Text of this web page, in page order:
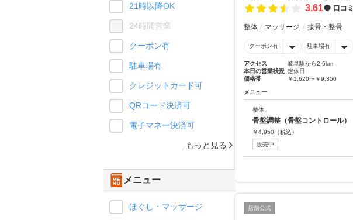
3.61 口コミ
整体 マッサージ 接骨・整骨
クーポン有 駐車場有
アクセス
岐阜駅から2.6km
本日の営業状況 定休日
価格帯
￥1,620〜￥9,350
メニュー
整体
骨盤調整（骨盤コントロール）
￥4,950 （税込）
販売中
店舗公式
21時以降OK
24時間営業
クーポン有
駐車場有
クレジットカード可
QRコード決済可
電子マネー決済可
もっと見る
メニュー
ほぐし・マッサージ